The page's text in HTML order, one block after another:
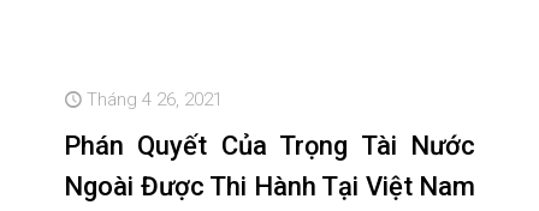
Tháng 4 26, 2021
Phán Quyết Của Trọng Tài Nước
Ngoài Được Thi Hành Tại Việt Nam